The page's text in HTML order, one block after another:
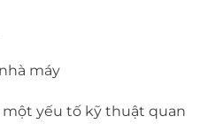
máy
yếu tố kỹ thuật quan